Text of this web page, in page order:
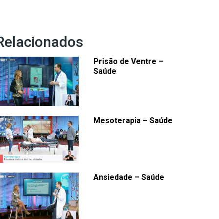
Prisão de Ventre –
Saúde
Mesoterapia – Saúde
Ansiedade – Saúde